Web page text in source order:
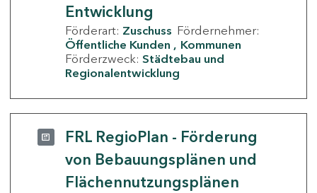
Entwicklung
Förderart: Zuschuss Fördernehmer:
Öffentliche Kunden
Kommunen
Förderzweck: Städtebau und
Regionalentwicklung
FRL RegioPlan - Förderung
von Bebauungsplänen und
Flächennutzungsplänen